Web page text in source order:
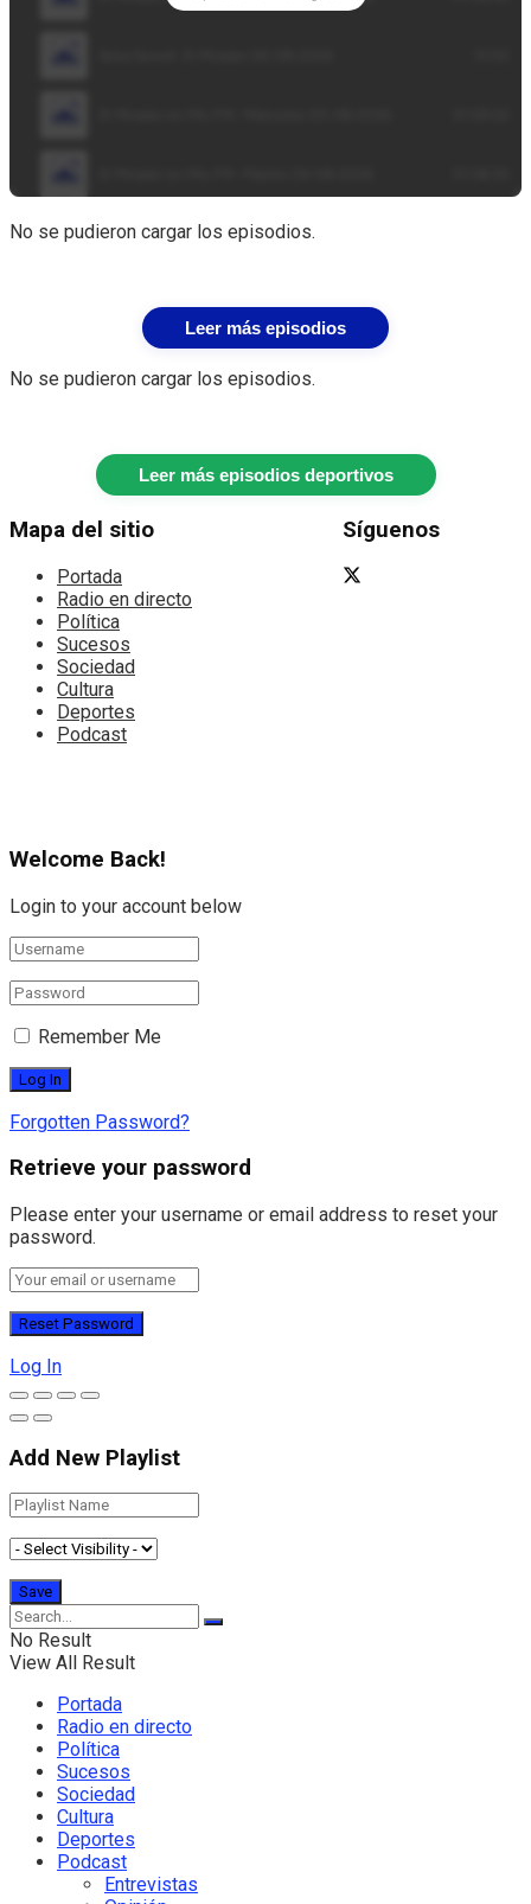
No se pudieron cargar los episodios.
Leer más episodios
No se pudieron cargar los episodios.
Leer más episodios deportivos
Mapa del sitio
Portada
Radio en directo
Política
Sucesos
Sociedad
Cultura
Deportes
Podcast
Síguenos
Welcome Back!
Login to your account below
Remember Me
Forgotten Password?
Retrieve your password
Please enter your username or email address to reset your
password.
Log In
Add New Playlist
No Result
View All Result
Portada
Radio en directo
Política
Sucesos
Sociedad
Cultura
Deportes
Podcast
Entrevistas